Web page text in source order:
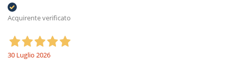
Acquirente verificato
30 Luglio 2026